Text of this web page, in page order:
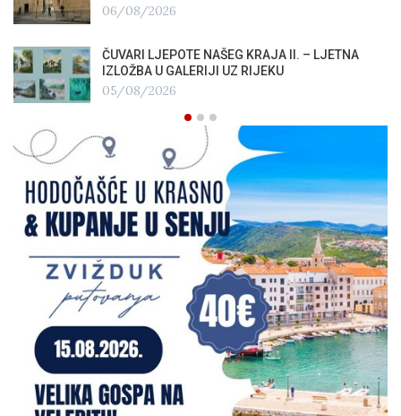
06/08/2026
ČUVARI LJEPOTE NAŠEG KRAJA II. – LJETNA
IZLOŽBA U GALERIJI UZ RIJEKU
05/08/2026